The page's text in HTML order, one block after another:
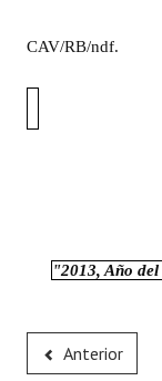
CAV/RB/ndf.
"2013, Año
Anterior